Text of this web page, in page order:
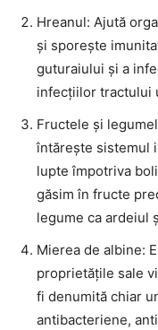
Hreanul: Ajută
și sporește
guturaiului și a
infecțiilor tractului
Fructele și
întărește sistemul
lupte împotriva
găsim în fructe
legume ca ardeiul
Mierea de albine:
proprietățile sale
fi denumită chiar
antibacteriene,